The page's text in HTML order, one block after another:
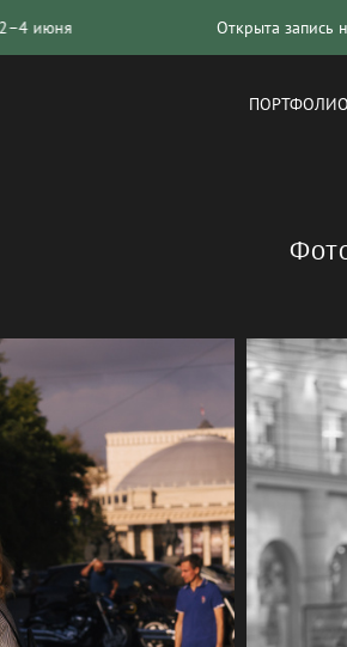
ПОРТФОЛИО
Открыта запись на летние